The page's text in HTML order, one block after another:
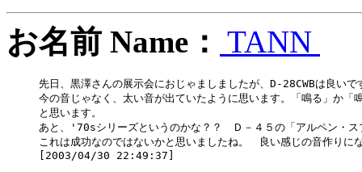
お名前 Name： TANN
先日、黒澤さんの展示会におじゃましましたが、D-28CWBは良いで
今の音じゃなく、太い音が出ていたように思います。「鳴る」か
と思います。
あと、'70sシリーズというのかな？？　Ｄ－４５の「アルペン・
これは成功なのではないかと思いましたね。　良い感じの音作りに